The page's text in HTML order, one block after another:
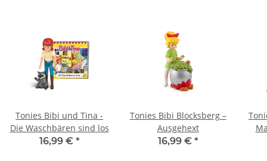
Tonies Bibi und Tina -
Die Waschbären sind los
16,99 € *
Tonies Bibi Blocksberg –
Ausgehext
16,99 € *